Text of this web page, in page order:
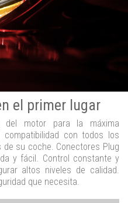
el primer lugar
del motor para la máxima
con todos los
su coche. Conectores Plug
y fácil. Control constante y
altos niveles de calidad.
que necesita.